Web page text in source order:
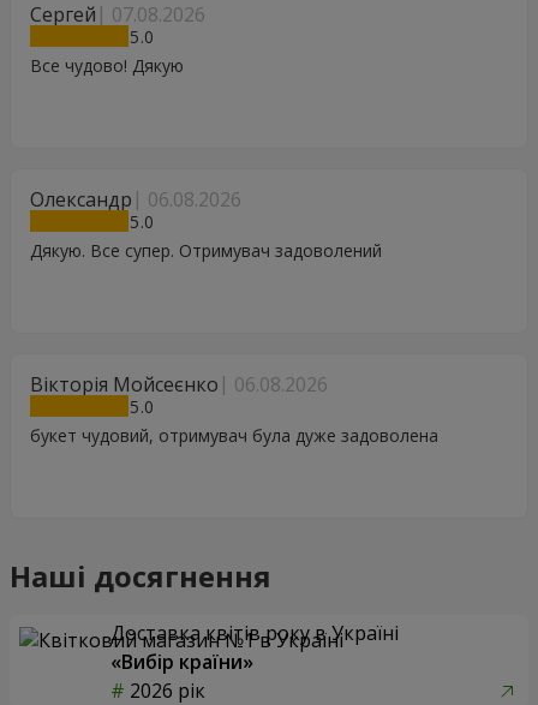
Сергей 07.08.2026
5
Все чудово! Дякую
Олександр 06.08.2026
5
Дякую. Все супер. Отримувач задоволений
Вікторія Мойсеєнко 06.08.2026
5
букет чудовий, отримувач була дуже задоволена
Наші досягнення
Доставка квітів року в Україні
«Вибір країни»
2026 рік